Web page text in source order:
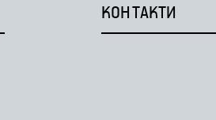
КОНТАКТИ